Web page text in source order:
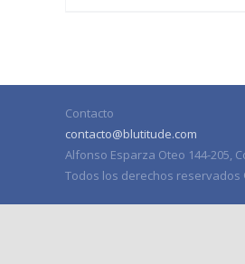
Contacto
contacto@blutitude.com
Alfonso Esparza Oteo 144-205,
Todos los derechos reservados